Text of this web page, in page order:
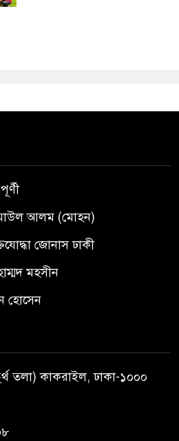
আলম (মোহন)
জোনাস ঢাকী
মহসীন
হোসেন
তলা) কাকরাইল, ঢাকা-১০০০